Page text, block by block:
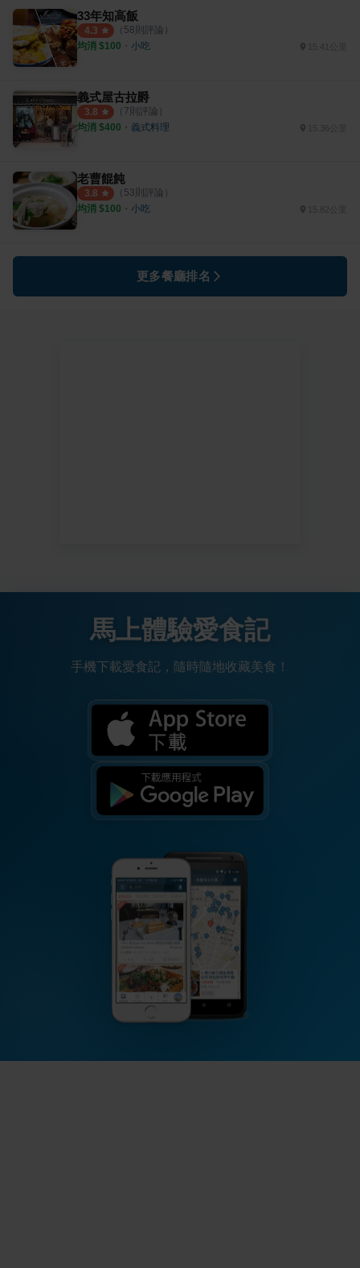
33年知高飯
4.3 （ 58則評論）
均消 $100 ・ 小吃 15.41公里
義式屋古拉爵
3.8 （ 7則評論）
均消 $400 ・ 義式料理 15.36公里
老曹餛飩
3.8 （ 53則評論）
均消 $100 ・ 小吃 15.82公里
更多餐廳排名
馬上體驗愛食記
手機下載愛食記，隨時隨地收藏美食！